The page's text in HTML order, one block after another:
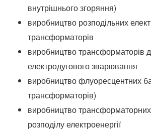
внутрішнього згоряння)
виробництво розподільних
трансформаторів
виробництво трансформаторів
електродугового зварювання
виробництво флуоресцентних
трансформаторів)
виробництво трансформаторних
розподілу електроенергії